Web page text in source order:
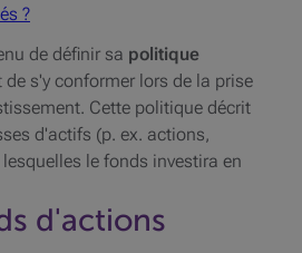
?
de définir sa politique
de s'y conformer lors de la prise
Cette politique décrit
d'actifs (p. ex. actions,
le fonds investira en
d'actions